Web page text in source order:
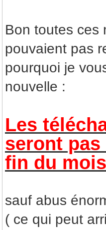
Bon toutes ces
pouvaient pas
pourquoi je
nouvelle :
Les
seront
fin du
sauf abus
( ce qui peut